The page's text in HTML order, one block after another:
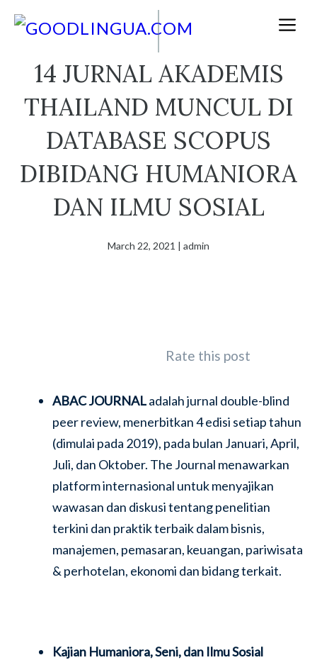
14 JURNAL AKADEMIS
THAILAND MUNCUL DI
DATABASE SCOPUS
DIBIDANG HUMANIORA
DAN ILMU SOSIAL
March 22, 2021 | admin
Rate this post
ABAC JOURNALadalah jurnal double-blind
peer review, menerbitkan 4 edisi setiap tahun
(dimulai pada 2019), pada bulan Januari, April,
Juli, dan Oktober. The Journal menawarkan
platform internasional untuk menyajikan
wawasan dan diskusi tentang penelitian
terkini dan praktik terbaik dalam bisnis,
manajemen, pemasaran, keuangan, pariwisata
& perhotelan, ekonomi dan bidang terkait.
Kajian Humaniora, Seni, dan Ilmu Sosial